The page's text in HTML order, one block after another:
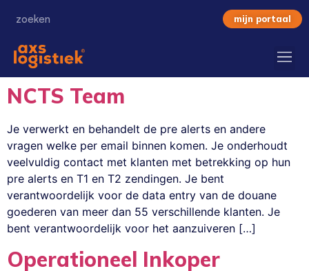
mijn portaal
NCTS Team
Je verwerkt en behandelt de pre alerts en andere
vragen welke per email binnen komen. Je onderhoudt
veelvuldig contact met klanten met betrekking op hun
pre alerts en T1 en T2 zendingen. Je bent
verantwoordelijk voor de data entry van de douane
goederen van meer dan 55 verschillende klanten. Je
bent verantwoordelijk voor het aanzuiveren […]
Operationeel Inkoper